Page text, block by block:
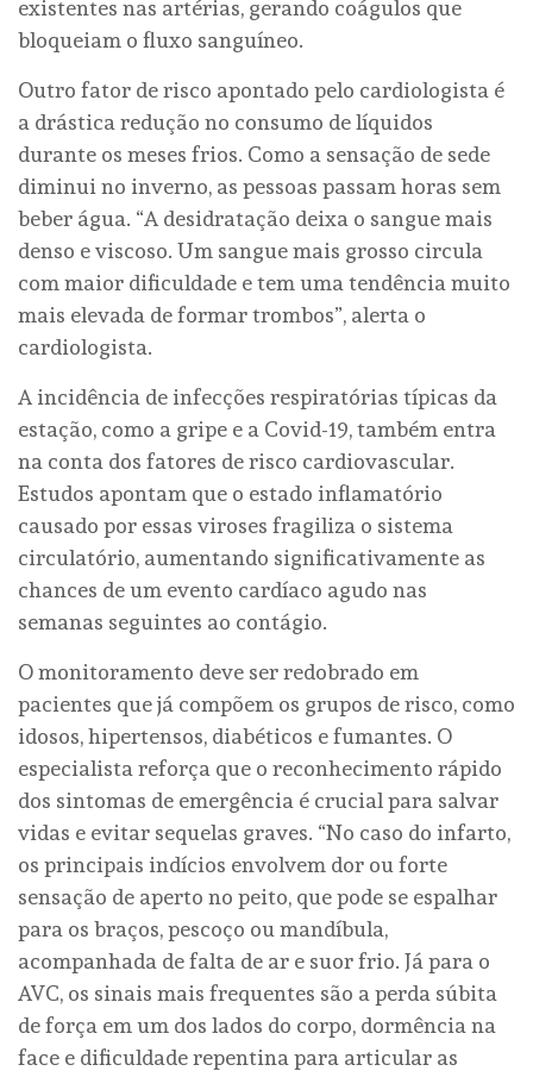
existentes nas artérias, gerando coágulos que
bloqueiam o fluxo sanguíneo.
Outro fator de risco apontado pelo cardiologista é
a drástica redução no consumo de líquidos
durante os meses frios. Como a sensação de sede
diminui no inverno, as pessoas passam horas sem
beber água. “A desidratação deixa o sangue mais
denso e viscoso. Um sangue mais grosso circula
com maior dificuldade e tem uma tendência muito
mais elevada de formar trombos”, alerta o
cardiologista.
A incidência de infecções respiratórias típicas da
estação, como a gripe e a Covid-19, também entra
na conta dos fatores de risco cardiovascular.
Estudos apontam que o estado inflamatório
causado por essas viroses fragiliza o sistema
circulatório, aumentando significativamente as
chances de um evento cardíaco agudo nas
semanas seguintes ao contágio.
O monitoramento deve ser redobrado em
pacientes que já compõem os grupos de risco, como
idosos, hipertensos, diabéticos e fumantes. O
especialista reforça que o reconhecimento rápido
dos sintomas de emergência é crucial para salvar
vidas e evitar sequelas graves. “No caso do infarto,
os principais indícios envolvem dor ou forte
sensação de aperto no peito, que pode se espalhar
para os braços, pescoço ou mandíbula,
acompanhada de falta de ar e suor frio. Já para o
AVC, os sinais mais frequentes são a perda súbita
de força em um dos lados do corpo, dormência na
face e dificuldade repentina para articular as